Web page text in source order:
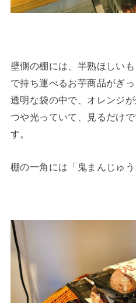
壁側の棚には、半熟ほしい
で持ち運べるお芋商品がぎっ
透明な袋の中で、オレンジ
つや光っていて、見るだけ
す。
棚の一角には「鬼まんじゅう